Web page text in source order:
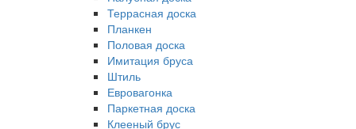
Террасная доска
Планкен
Половая доска
Имитация бруса
Штиль
Евровагонка
Паркетная доска
Клееный брус